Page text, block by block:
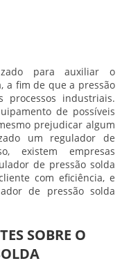
para auxiliar o
a fim de que a pressão
industriais.
de possíveis
prejudicar algum
um regulador de
existem empresas
de pressão solda
com eficiência, e
de pressão solda
SOBRE O